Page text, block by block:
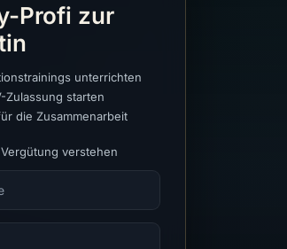
Profi zur
unterrichten
Zulassung starten
die Zusammenarbeit
verstehen